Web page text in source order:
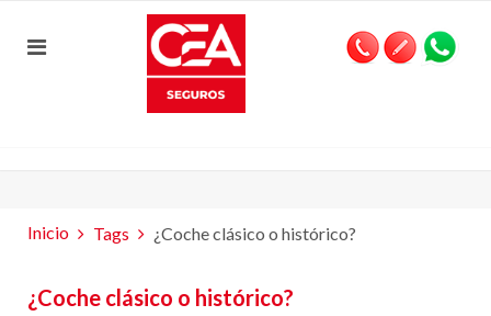
Inicio Tags ¿Coche clásico o histórico?
¿Coche clásico o histórico?